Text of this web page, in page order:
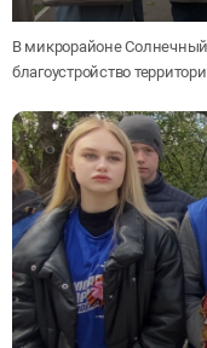
В микрорайоне
благоустройство